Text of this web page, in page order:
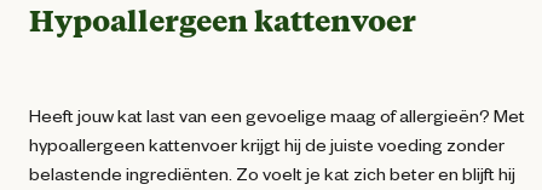
Hypoallergeen kattenvoer
Heeft jouw kat last van een gevoelige maag of allergieën? Met
hypoallergeen kattenvoer krijgt hij de juiste voeding zonder
belastende ingrediënten. Zo voelt je kat zich beter en blijft hij